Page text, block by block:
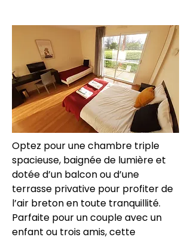
Optez pour une chambre triple
spacieuse, baignée de lumière et
dotée d’un balcon ou d’une
terrasse privative pour profiter de
l’air breton en toute tranquillité.
Parfaite pour un couple avec un
enfant ou trois amis, cette